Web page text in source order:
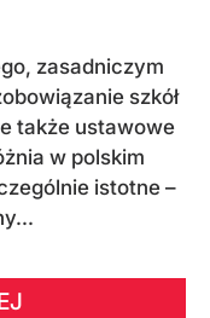
zasadniczym
szkół
także ustawowe
w polskim
istotne –